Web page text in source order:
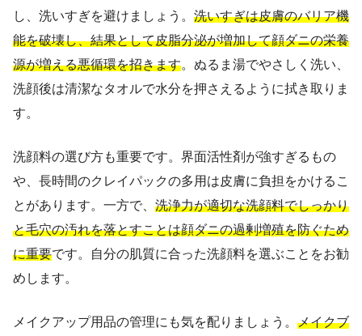
し、洗いすぎを避けましょう。 洗いすぎは皮膚のバリア機
能を破壊し、結果として皮脂分泌が増加して顔ダニの栄養
源が増える悪循環を招きます。ぬるま湯でやさしく洗い、
洗顔後は清潔なタオルで水分を押さえるように拭き取りま
す。
洗顔料の選び方も重要です。界面活性剤が強すぎるもの
や、長時間のクレイパックの多用は皮膚に負担をかけるこ
とがあります。一方で、 洗浄力が適切な洗顔料でしっかり
と毛穴の汚れを落とすことは顔ダニの過剰増殖を防ぐため
に重要です。自分の肌質に合った洗顔料を選ぶことをお勧
めします。
メイクアップ用品の管理にも気を配りましょう。 メイクブ